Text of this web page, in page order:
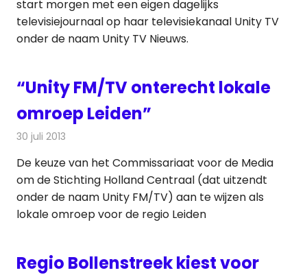
start morgen met een eigen dagelijks
televisiejournaal op haar televisiekanaal Unity TV
onder de naam Unity TV Nieuws.
“Unity FM/TV onterecht lokale
omroep Leiden”
30 juli 2013
De keuze van het Commissariaat voor de Media
om de Stichting Holland Centraal (dat uitzendt
onder de naam Unity FM/TV) aan te wijzen als
lokale omroep voor de regio Leiden
Regio Bollenstreek kiest voor